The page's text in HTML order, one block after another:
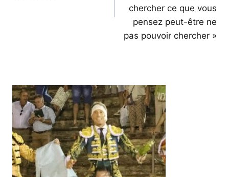
chercher ce que vous
pensez peut-être ne
pas pouvoir chercher »